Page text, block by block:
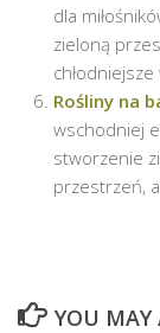
dla
zieloną
chłodniejsze
Rośliny na
wschodniej
stworzenie
przestrzeń,
YOU MAY